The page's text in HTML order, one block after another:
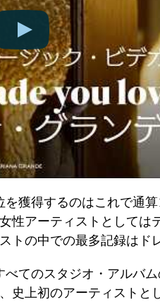
獲得するのはこれで通算
性アーティストとしては
の中での最多記録はド
てのスタジオ・アルバ
史上初のアーティストと